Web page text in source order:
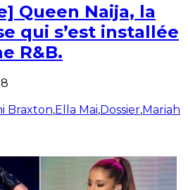
Queen Naija, la
qui s’est installée
R&B.
Braxton,Ella Mai,Dossier,Mariah